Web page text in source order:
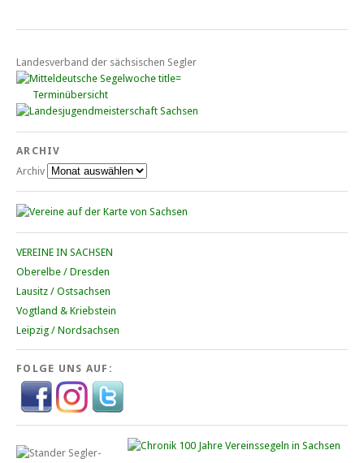
Landesverband der sächsischen Segler
Terminübersicht
ARCHIV
Archiv
VEREINE IN SACHSEN
Oberelbe / Dresden
Lausitz / Ostsachsen
Vogtland & Kriebstein
Leipzig / Nordsachsen
FOLGE UNS AUF: